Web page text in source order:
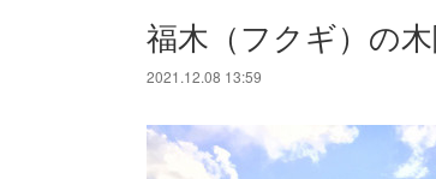
福木（フクギ）の
2021.12.08 13:59